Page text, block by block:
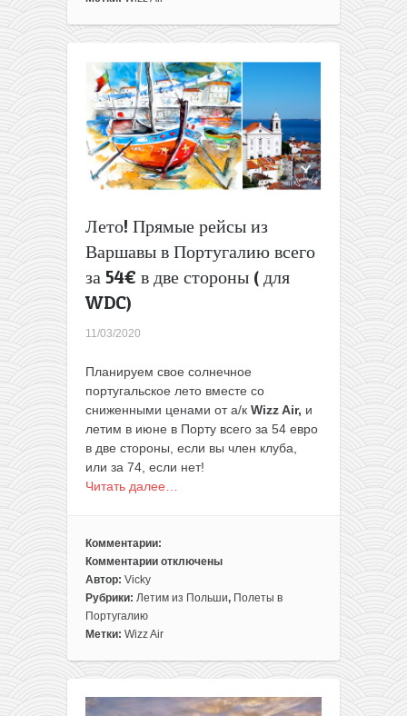
Варшавы
Португалию
всего
за
37€
стороны
(для
WDC)
Лето! Прямые рейсы из
Варшавы в Португалию всего
за 54€ в две стороны ( для
WDC)
11/03/2020
Планируем свое солнечное
португальское лето вместе со
сниженными ценами от а/к Wizz Air, и
летим в июне в Порту всего за 54 евро
в две стороны, если вы член клуба,
или за 74, если нет!
Читать далее…
Комментарии:
Комментарии
к
записи
Лето!
Прямые
в
отключены
Автор: Vicky
Рубрики: Летим из Польши, Полеты в
Португалию
Метки: Wizz Air